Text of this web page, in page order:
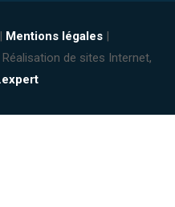
Mentions légales |
Réalisation de sites Internet,